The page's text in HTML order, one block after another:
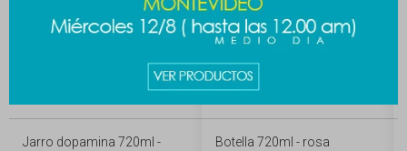
Jarro dopamina 720ml -
Botella 720ml - rosa